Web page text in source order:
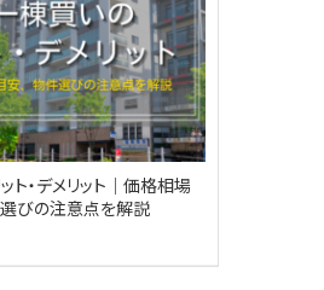
ト・デメリット｜価格相場
びの注意点を解説